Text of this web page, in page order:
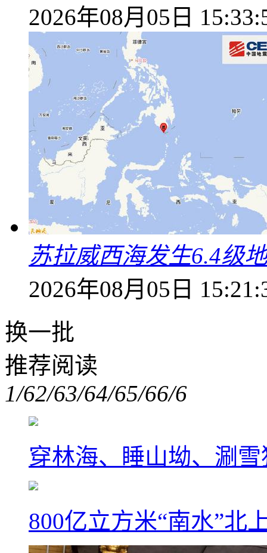
2026年08月05日
苏拉威西海发生6.4级
2026年08月05日
换一批
推荐阅读
1/62/63/64/65/66/6
穿林海、睡山坳、涮
800亿立方米“南水”北